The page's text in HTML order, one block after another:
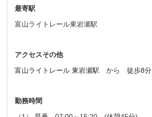
最寄駅
富山ライトレール東岩瀬駅
アクセスその他
富山ライトレール 東岩瀬駅 から 徒歩8分
勤務時間